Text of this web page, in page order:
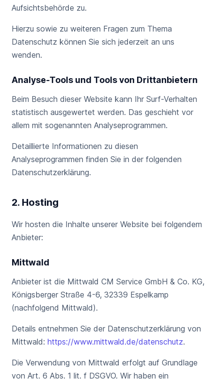
Aufsichtsbehörde zu.
Hierzu sowie zu weiteren Fragen zum Thema
Datenschutz können Sie sich jederzeit an uns
wenden.
Analyse-Tools und Tools von Drittanbietern
Beim Besuch dieser Website kann Ihr Surf-Verhalten
statistisch ausgewertet werden. Das geschieht vor
allem mit sogenannten Analyseprogrammen.
Detaillierte Informationen zu diesen
Analyseprogrammen finden Sie in der folgenden
Datenschutzerklärung.
2. Hosting
Wir hosten die Inhalte unserer Website bei folgendem
Anbieter:
Mittwald
Anbieter ist die Mittwald CM Service GmbH & Co. KG,
Königsberger Straße 4-6, 32339 Espelkamp
(nachfolgend Mittwald).
Details entnehmen Sie der Datenschutzerklärung von
Mittwald: https://www.mittwald.de/datenschutz.
Die Verwendung von Mittwald erfolgt auf Grundlage
von Art. 6 Abs. 1 lit. f DSGVO. Wir haben ein